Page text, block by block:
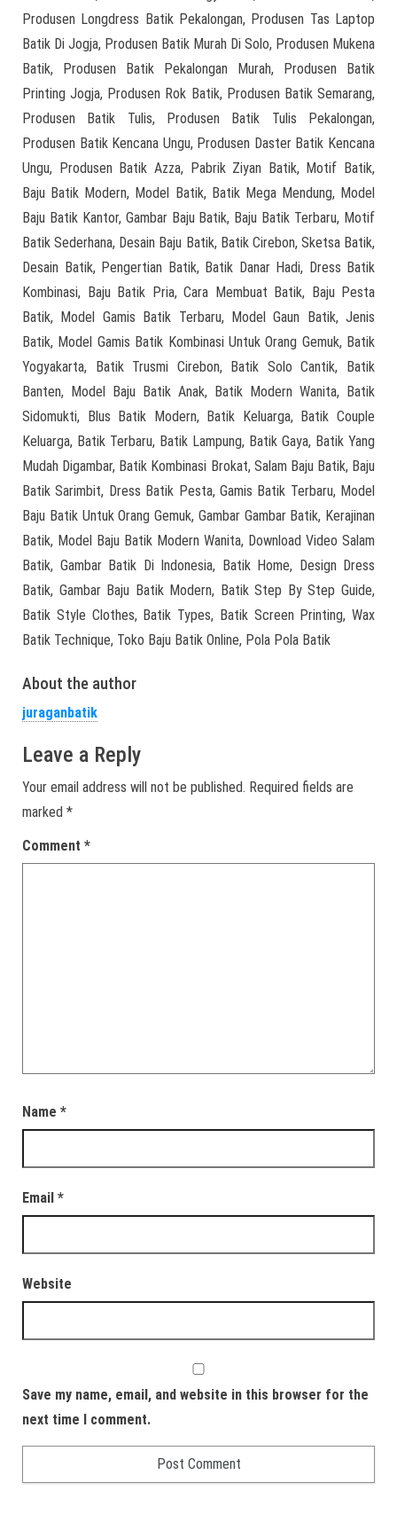
Produsen Longdress Batik Pekalongan, Produsen Tas Laptop
Batik Di Jogja, Produsen Batik Murah Di Solo, Produsen Mukena
Batik, Produsen Batik Pekalongan Murah, Produsen Batik
Printing Jogja, Produsen Rok Batik, Produsen Batik Semarang,
Produsen Batik Tulis, Produsen Batik Tulis Pekalongan,
Produsen Batik Kencana Ungu, Produsen Daster Batik Kencana
Ungu, Produsen Batik Azza, Pabrik Ziyan Batik, Motif Batik,
Baju Batik Modern, Model Batik, Batik Mega Mendung, Model
Baju Batik Kantor, Gambar Baju Batik, Baju Batik Terbaru, Motif
Batik Sederhana, Desain Baju Batik, Batik Cirebon, Sketsa Batik,
Desain Batik, Pengertian Batik, Batik Danar Hadi, Dress Batik
Kombinasi, Baju Batik Pria, Cara Membuat Batik, Baju Pesta
Batik, Model Gamis Batik Terbaru, Model Gaun Batik, Jenis
Batik, Model Gamis Batik Kombinasi Untuk Orang Gemuk, Batik
Yogyakarta, Batik Trusmi Cirebon, Batik Solo Cantik, Batik
Banten, Model Baju Batik Anak, Batik Modern Wanita, Batik
Sidomukti, Blus Batik Modern, Batik Keluarga, Batik Couple
Keluarga, Batik Terbaru, Batik Lampung, Batik Gaya, Batik Yang
Mudah Digambar, Batik Kombinasi Brokat, Salam Baju Batik, Baju
Batik Sarimbit, Dress Batik Pesta, Gamis Batik Terbaru, Model
Baju Batik Untuk Orang Gemuk, Gambar Gambar Batik, Kerajinan
Batik, Model Baju Batik Modern Wanita, Download Video Salam
Batik, Gambar Batik Di Indonesia, Batik Home, Design Dress
Batik, Gambar Baju Batik Modern, Batik Step By Step Guide,
Batik Style Clothes, Batik Types, Batik Screen Printing, Wax
Batik Technique, Toko Baju Batik Online, Pola Pola Batik
About the author
juraganbatik
Leave a Reply
Your email address will not be published. Required fields are
marked *
Comment *
Name *
Email *
Website
Save my name, email, and website in this browser for the
next time I comment.